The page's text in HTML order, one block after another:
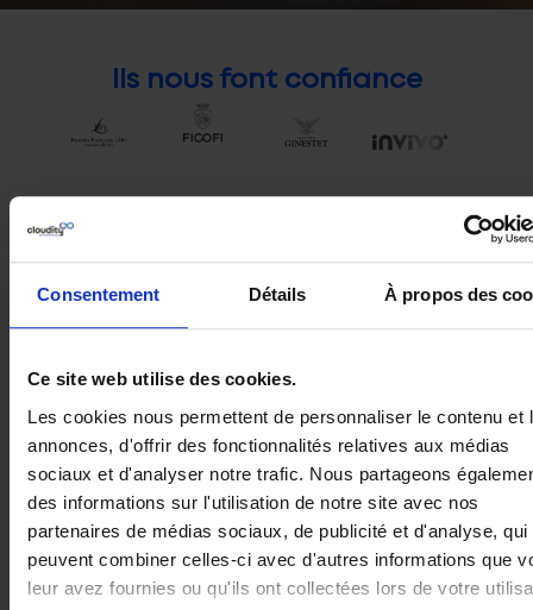
Consentement Détails À propos des
Ce site web utilise des cookies.
Les cookies nous permettent de personnaliser le contenu et
annonces, d'offrir des fonctionnalités relatives aux médias
sociaux et d'analyser notre trafic. Nous partageons
des informations sur l'utilisation de notre site avec nos
partenaires de médias sociaux, de publicité et d'analyse, qui
peuvent combiner celles-ci avec d'autres informations que
leur avez fournies ou qu'ils ont collectées lors de votre
Ils nous font confiance
Nous pouvons vous aider à
Rationaliser
la
production
et la
distribution
en éliminant
les goulots
d'étranglement
liés aux
Centraliser les
données pour
des prévisions
et une
planification
fiables
Les données
relatives aux